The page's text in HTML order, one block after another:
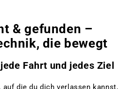
& gefunden –
die bewegt
Fahrt und jedes Ziel
auf die du dich verlassen kannst,